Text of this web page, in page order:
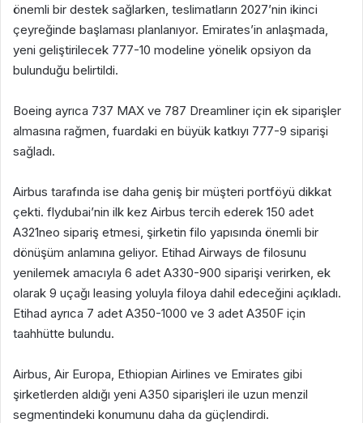
önemli bir destek sağlarken, teslimatların 2027’nin ikinci
çeyreğinde başlaması planlanıyor. Emirates’in anlaşmada,
yeni geliştirilecek 777-10 modeline yönelik opsiyon da
bulunduğu belirtildi.
‎Boeing ayrıca 737 MAX ve 787 Dreamliner için ek siparişler
almasına rağmen, fuardaki en büyük katkıyı 777-9 siparişi
sağladı.
‎Airbus tarafında ise daha geniş bir müşteri portföyü dikkat
çekti. flydubai’nin ilk kez Airbus tercih ederek 150 adet
A321neo sipariş etmesi, şirketin filo yapısında önemli bir
dönüşüm anlamına geliyor. Etihad Airways de filosunu
yenilemek amacıyla 6 adet A330-900 siparişi verirken, ek
olarak 9 uçağı leasing yoluyla filoya dahil edeceğini açıkladı.
Etihad ayrıca 7 adet A350-1000 ve 3 adet A350F için
taahhütte bulundu.
‎Airbus, Air Europa, Ethiopian Airlines ve Emirates gibi
şirketlerden aldığı yeni A350 siparişleri ile uzun menzil
segmentindeki konumunu daha da güçlendirdi.